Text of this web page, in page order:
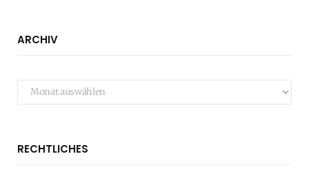
ARCHIV
Archiv
RECHTLICHES